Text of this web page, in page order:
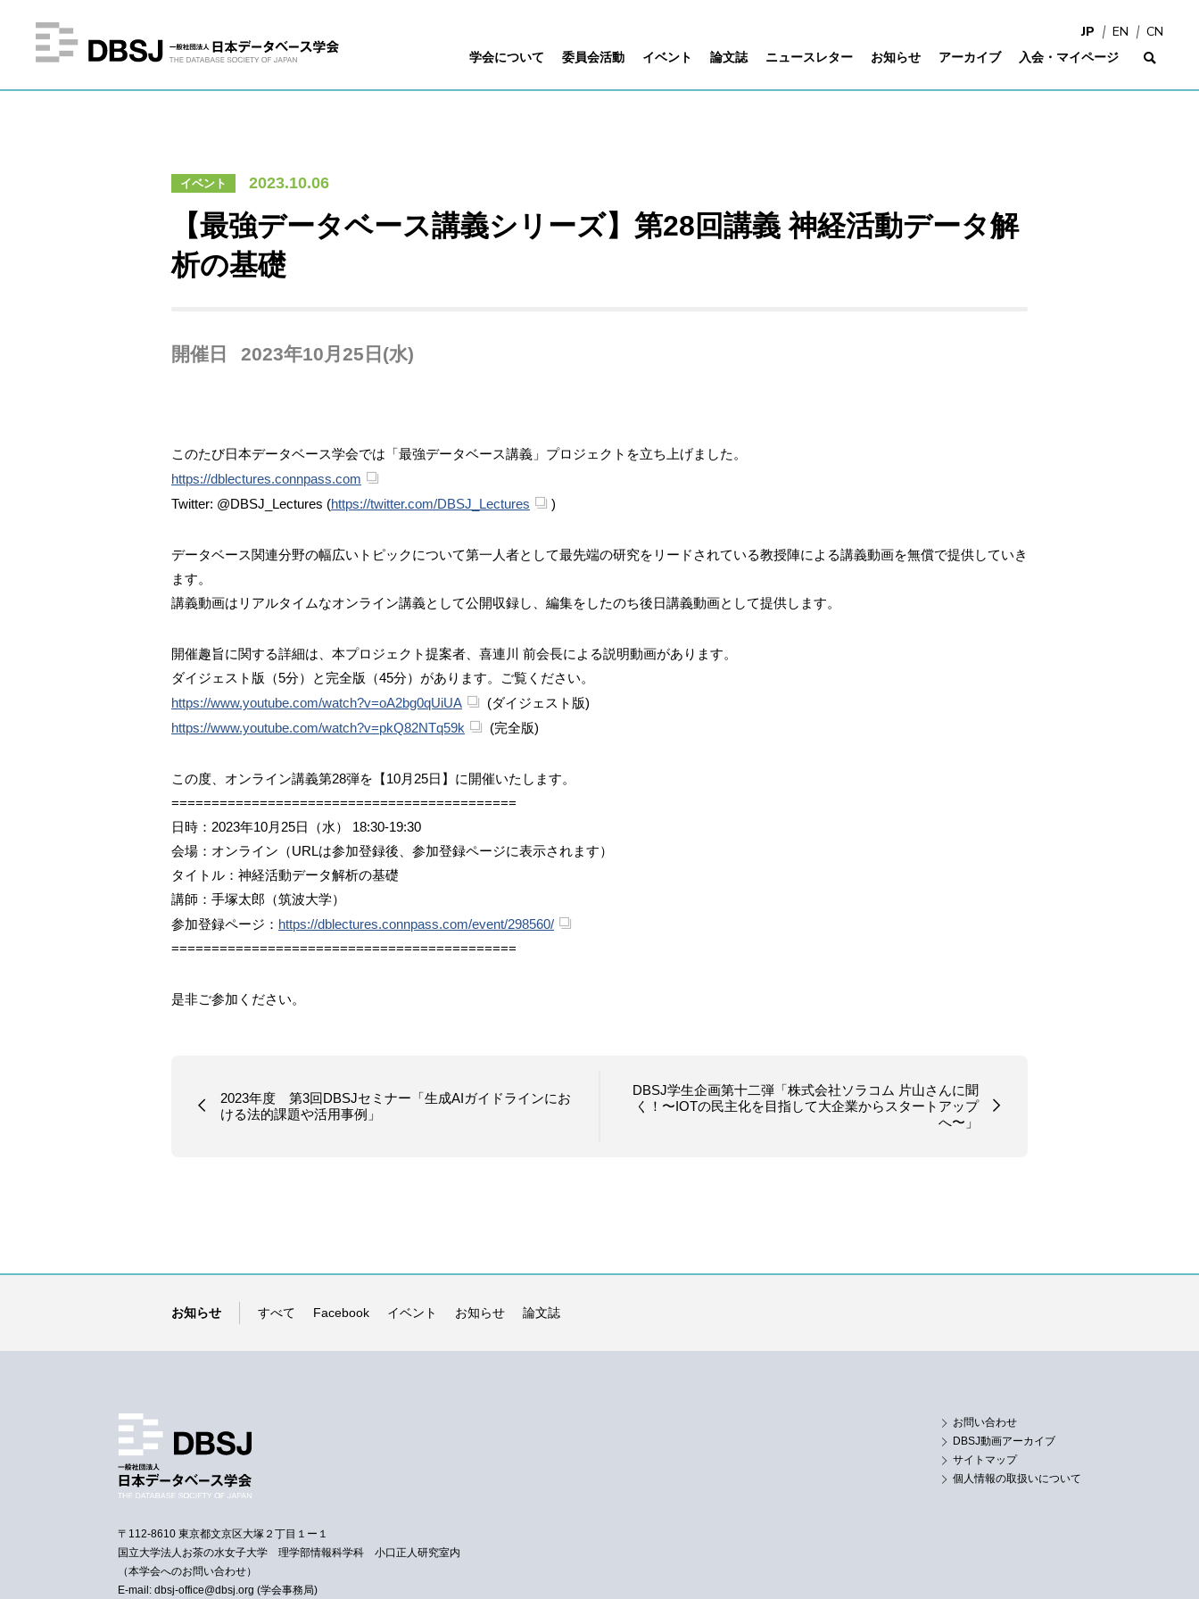
学会について 委員会活動 イベント 論文誌 ニュースレター お知らせ アーカイブ 入会・マイページ
JP EN CN
イベント 2023.10.06
【最強データベース講義シリーズ】第28回講義 神経活動データ解
析の基礎
開催日 2023年10月25日(水)
このたび日本データベース学会では「最強データベース講義」プロジェクトを立ち上げました。
https://dblectures.connpass.com
Twitter: @DBSJ_Lectures (https://twitter.com/DBSJ_Lectures )
データベース関連分野の幅広いトピックについて第一人者として最先端の研究をリードされている教授陣による講義動画を無償で提供していき
ます。
講義動画はリアルタイムなオンライン講義として公開収録し、編集をしたのち後日講義動画として提供します。
開催趣旨に関する詳細は、本プロジェクト提案者、喜連川 前会長による説明動画があります。
ダイジェスト版（5分）と完全版（45分）があります。ご覧ください。
https://www.youtube.com/watch?v=oA2bg0qUiUA
(ダイジェスト版)
https://www.youtube.com/watch?v=pkQ82NTq59k
(完全版)
この度、オンライン講義第28弾を【10月25日】に開催いたします。
===========================================
日時：2023年10月25日（水） 18:30-19:30
会場：オンライン（URLは参加登録後、参加登録ページに表示されます）
タイトル：神経活動データ解析の基礎
講師：手塚太郎（筑波大学）
参加登録ページ： https://dblectures.connpass.com/event/298560/
===========================================
是非ご参加ください。
2023年度 第3回DBSJセミナー「生成AIガイドラインにお
ける法的課題や活用事例」
DBSJ学生企画第十二弾「株式会社ソラコム 片山さんに聞
く！〜IOTの民主化を目指して大企業からスタートアップ
へ〜」
お知らせ すべて Facebook イベント お知らせ 論文誌
お問い合わせ
DBSJ動画アーカイブ
サイトマップ
個人情報の取扱いについて
〒112-8610 東京都文京区大塚２丁目１ー１
国立大学法人お茶の水女子大学 理学部情報科学科 小口正人研究室内
（本学会へのお問い合わせ）
E-mail: dbsj-office@dbsj.org (学会事務局)